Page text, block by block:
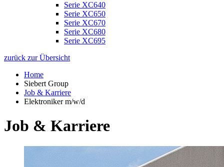
Serie XC640
Serie XC650
Serie XC670
Serie XC680
Serie XC695
zurück zur Übersicht
Home
Siebert Group
Job & Karriere
Elektroniker m/w/d
Job & Karriere